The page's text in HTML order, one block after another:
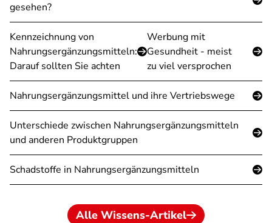
gesehen?
Kennzeichnung von
Nahrungsergänzungsmitteln:
Darauf sollten Sie achten
Werbung mit
Gesundheit - meist
zu viel versprochen
Nahrungsergänzungsmittel und ihre Vertriebswege
Unterschiede zwischen Nahrungsergänzungsmitteln
und anderen Produktgruppen
Schadstoffe in Nahrungsergänzungsmitteln
Alle Wissens-Artikel